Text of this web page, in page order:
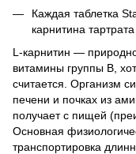
Каждая таблетка
карнитина тартрата
L-карнитин —
витамины группы В,
считается. Организм
печени и почках из
получает с пищей
Основная
транспортировка